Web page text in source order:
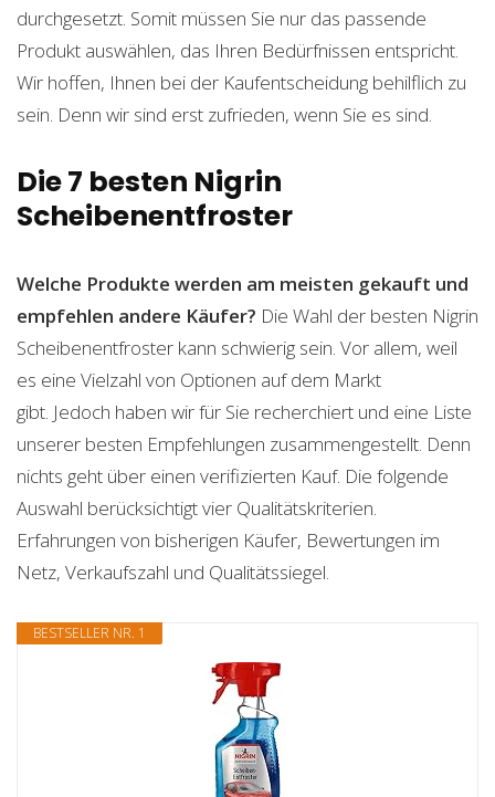
durchgesetzt. Somit müssen Sie nur das passende
Produkt auswählen, das Ihren Bedürfnissen entspricht.
Wir hoffen, Ihnen bei der Kaufentscheidung behilflich zu
sein. Denn wir sind erst zufrieden, wenn Sie es sind.
Die 7 besten Nigrin
Scheibenentfroster
Welche Produkte werden am meisten gekauft und
empfehlen andere Käufer? Die Wahl der besten Nigrin
Scheibenentfroster kann schwierig sein. Vor allem, weil
es eine Vielzahl von Optionen auf dem Markt
gibt. Jedoch haben wir für Sie recherchiert und eine Liste
unserer besten Empfehlungen zusammengestellt. Denn
nichts geht über einen verifizierten Kauf. Die folgende
Auswahl berücksichtigt vier Qualitätskriterien.
Erfahrungen von bisherigen Käufer, Bewertungen im
Netz, Verkaufszahl und Qualitätssiegel.
BESTSELLER NR. 1